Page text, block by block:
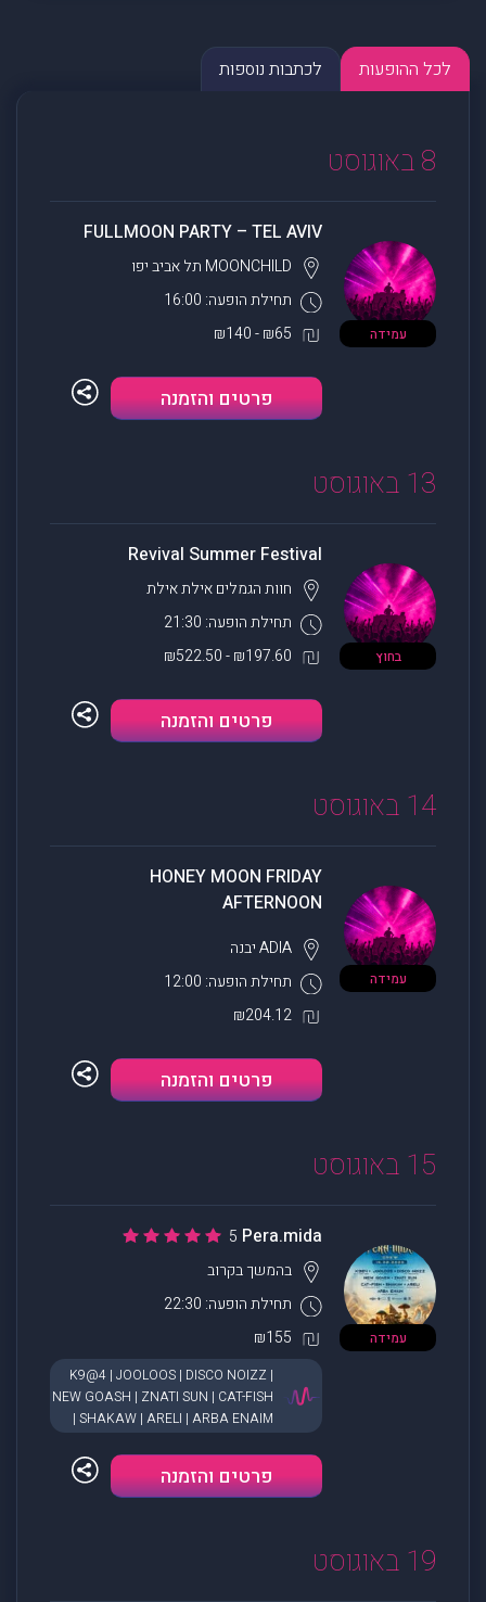
לכל ההופעות לכתבות נוספות
8 באוגוסט
עמידה
FULLMOON PARTY – TEL AVIV
תחילת הופעה: 16:00
MOONCHILD תל אביב יפו
₪65 - ₪140
פרטים והזמנה
13 באוגוסט
בחוץ
Revival Summer Festival
תחילת הופעה: 21:30
חוות הגמלים אילתאילת
₪197.60 - ₪522.50
פרטים והזמנה
14 באוגוסט
עמידה
HONEY MOON FRIDAY
AFTERNOON
תחילת הופעה: 12:00
ADIAיבנה
₪204.12
פרטים והזמנה
15 באוגוסט
עמידה
Pera.mida
5
תחילת הופעה: 22:30
בהמשךבקרוב
₪155
K9@4 | JOOLOOS | DISCO NOIZZ |
NEW GOASH | ZNATI SUN | CAT-FISH
| SHAKAW | ARELI | ARBA ENAIM
פרטים והזמנה
19 באוגוסט